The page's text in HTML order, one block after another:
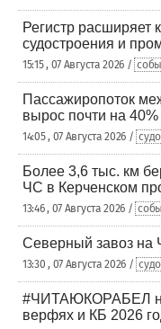
Регистр
судостроения и
15:15 , 07 Августа 2026 /
Пассажиропоток
вырос почти на 40%
14:05 , 07 Августа 2026 /
Более 3,6 тыс. км
ЧС в Керченском
13:46 , 07 Августа 2026 /
Северный завоз на
13:30 , 07 Августа 2026 /
#ЧИТАЮКОРАБЕЛ на
верфях и КБ 2026